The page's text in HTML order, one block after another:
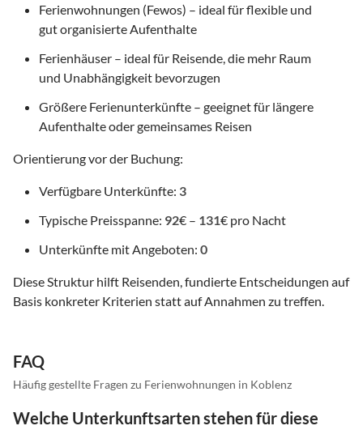
Ferienwohnungen (Fewos) – ideal für flexible und
gut organisierte Aufenthalte
Ferienhäuser – ideal für Reisende, die mehr Raum
und Unabhängigkeit bevorzugen
Größere Ferienunterkünfte – geeignet für längere
Aufenthalte oder gemeinsames Reisen
Orientierung vor der Buchung:
Verfügbare Unterkünfte: 3
Typische Preisspanne: 92€ – 131€ pro Nacht
Unterkünfte mit Angeboten: 0
Diese Struktur hilft Reisenden, fundierte Entscheidungen auf
Basis konkreter Kriterien statt auf Annahmen zu treffen.
FAQ
Häufig gestellte Fragen zu Ferienwohnungen in Koblenz
Welche Unterkunftsarten stehen für diese